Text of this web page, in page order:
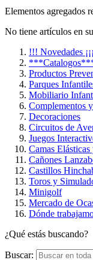
Elementos agregados
No tiene artículos en
!!! Novedades ¡¡¡
Productos
Parques
Mobiliario
Complementos
Decoraciones
Circuitos de
Juegos
Camas
Cañones
Castillos
Toros y
Minigolf
Mercado de
Dónde
¿Qué estás buscando?
Buscar: